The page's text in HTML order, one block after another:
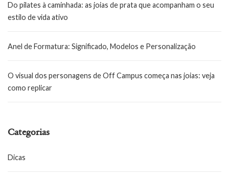
Do pilates à caminhada: as joias de prata que acompanham o seu
estilo de vida ativo
Anel de Formatura: Significado, Modelos e Personalização
O visual dos personagens de Off Campus começa nas joias: veja
como replicar
Categorias
Dicas